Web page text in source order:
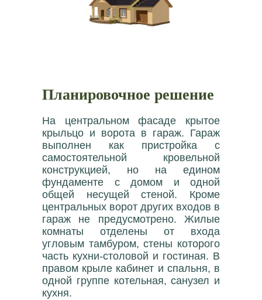
Планировочное решение
На центральном фасаде крытое
крыльцо и ворота в гараж. Гараж
выполнен как пристройка с
самостоятельной кровельной
конструкцией, но на едином
фундаменте с домом и одной
общей несущей стеной. Кроме
центральных ворот других входов в
гараж не предусмотрено. Жилые
комнаты отделены от входа
угловым тамбуром, стены которого
часть кухни-столовой и гостиная. В
правом крыле кабинет и спальня, в
одной группе котельная, санузел и
кухня.